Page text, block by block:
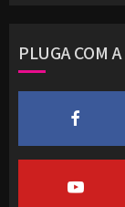
PLUGA COM